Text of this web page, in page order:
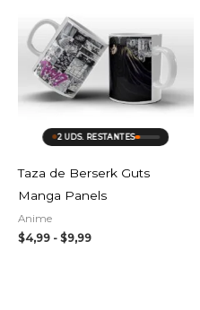
2 UDS. RESTANTES
Taza de Berserk Guts
Manga Panels
Anime
$4,99 - $9,99
$4,99
hasta
$9,99